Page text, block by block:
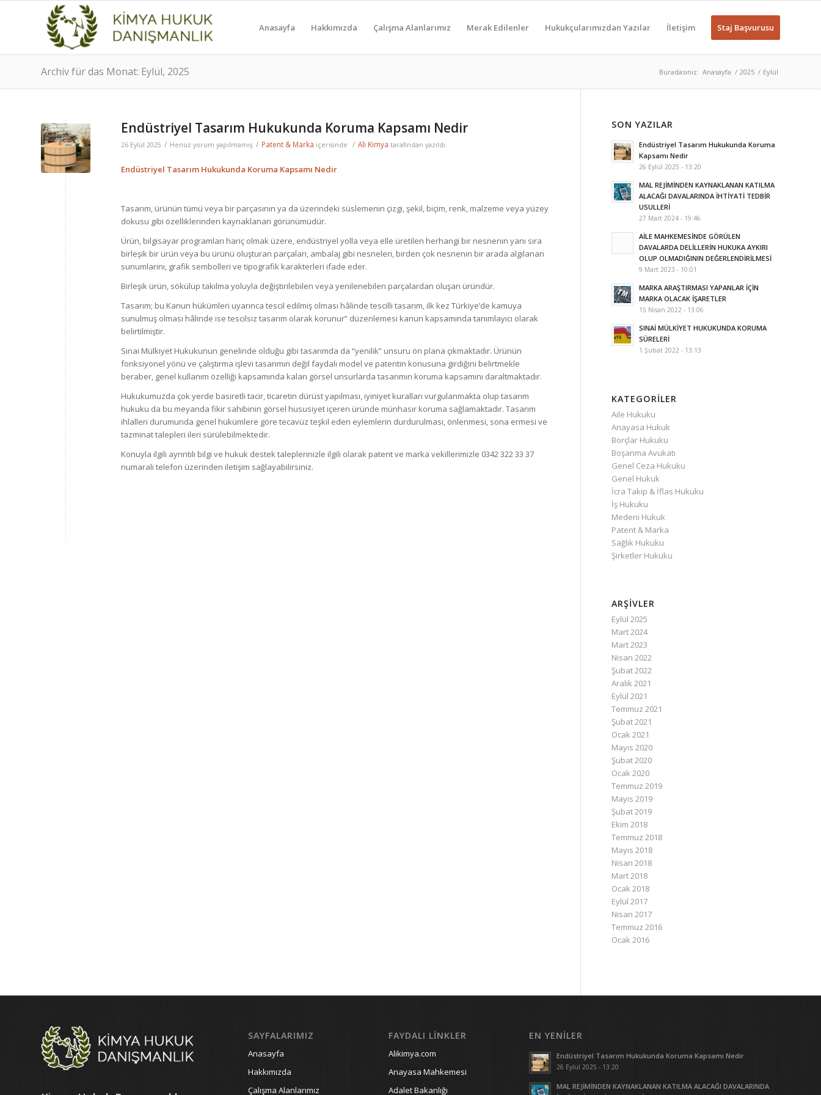
Anasayfa Hakkımızda Çalışma Alanlarımız Merak Edilenler Hukukçularımızdan Yazılar İletişim Staj Başvurusu
Archiv für das Monat: Eylül, 2025 Buradasınız: Anasayfa / 2025 / Eylül
Endüstriyel Tasarım Hukukunda Koruma Kapsamı Nedir
26 Eylül 2025 / Henüz yorum yapılmamış / Patent & Marka içerisinde / Ali Kimya tarafından yazıldı.
Endüstriyel Tasarım Hukukunda Koruma Kapsamı Nedir
Tasarım, ürünün tümü veya bir parçasının ya da üzerindeki süslemenin çizgi, şekil, biçim, renk, malzeme veya yüzey
dokusu gibi özelliklerinden kaynaklanan görünümüdür.
Ürün, bilgisayar programları hariç olmak üzere, endüstriyel yolla veya elle üretilen herhangi bir nesnenin yanı sıra
birleşik bir ürün veya bu ürünü oluşturan parçaları, ambalaj gibi nesneleri, birden çok nesnenin bir arada algılanan
sunumlarını, grafik sembolleri ve tipografik karakterleri ifade eder.
Birleşik ürün, sökülüp takılma yoluyla değiştirilebilen veya yenilenebilen parçalardan oluşan üründür.
Tasarım; bu Kanun hükümleri uyarınca tescil edilmiş olması hâlinde tescilli tasarım, ilk kez Türkiye’de kamuya
sunulmuş olması hâlinde ise tescilsiz tasarım olarak korunur” düzenlemesi kanun kapsamında tanımlayıcı olarak
belirtilmiştir.
Sınai Mülkiyet Hukukunun genelinde olduğu gibi tasarımda da “yenilik” unsuru ön plana çıkmaktadır. Ürünün
fonksiyonel yönü ve çalıştırma işlevi tasarımın değil faydalı model ve patentin konusuna girdiğini belirtmekle
beraber, genel kullanım özelliği kapsamında kalan görsel unsurlarda tasarımın koruma kapsamını daraltmaktadır.
Hukukumuzda çok yerde basiretli tacir, ticaretin dürüst yapılması, iyiniyet kuralları vurgulanmakta olup tasarım
hukuku da bu meyanda fikir sahibinin görsel hususiyet içeren üründe münhasır koruma sağlamaktadır. Tasarım
ihlalleri durumunda genel hükümlere göre tecavüz teşkil eden eylemlerin durdurulması, önlenmesi, sona ermesi ve
tazminat talepleri ileri sürülebilmektedir.
Konuyla ilgili ayrıntılı bilgi ve hukuk destek taleplerinizle ilgili olarak patent ve marka vekillerimizle 0342 322 33 37
numaralı telefon üzerinden iletişim sağlayabilirsiniz.
SON YAZILAR
Endüstriyel Tasarım Hukukunda Koruma
Kapsamı Nedir
26 Eylül 2025 - 13:20
MAL REJİMİNDEN KAYNAKLANAN KATILMA
ALACAĞI DAVALARINDA İHTİYATİ TEDBİR
USULLERİ
27 Mart 2024 - 19:46
AİLE MAHKEMESİNDE GÖRÜLEN
DAVALARDA DELİLLERİN HUKUKA AYKIRI
OLUP OLMADIĞININ DEĞERLENDİRİLMESİ
9 Mart 2023 - 10:01
MARKA ARAŞTIRMASI YAPANLAR İÇİN
MARKA OLACAK İŞARETLER
15 Nisan 2022 - 13:06
SINAİ MÜLKİYET HUKUKUNDA KORUMA
SÜRELERİ
1 Şubat 2022 - 13:13
KATEGORILER
Aile Hukuku
Anayasa Hukuk
Borçlar Hukuku
Boşanma Avukatı
Genel Ceza Hukuku
Genel Hukuk
İcra Takip & İflas Hukuku
İş Hukuku
Medeni Hukuk
Patent & Marka
Sağlık Hukuku
Şirketler Hukuku
ARŞIVLER
Eylül 2025
Mart 2024
Mart 2023
Nisan 2022
Şubat 2022
Aralık 2021
Eylül 2021
Temmuz 2021
Şubat 2021
Ocak 2021
Mayıs 2020
Şubat 2020
Ocak 2020
Temmuz 2019
Mayıs 2019
Şubat 2019
Ekim 2018
Temmuz 2018
Mayıs 2018
Nisan 2018
Mart 2018
Ocak 2018
Eylül 2017
Nisan 2017
Temmuz 2016
Ocak 2016
SAYFALARIMIZ
Anasayfa
Hakkımızda
Çalışma Alanlarımız
FAYDALI LINKLER
Alikimya.com
Anayasa Mahkemesi
Adalet Bakanlığı
EN YENILER
Endüstriyel Tasarım Hukukunda Koruma Kapsamı Nedir
26 Eylül 2025 - 13:20
MAL REJİMİNDEN KAYNAKLANAN KATILMA ALACAĞI DAVALARINDA